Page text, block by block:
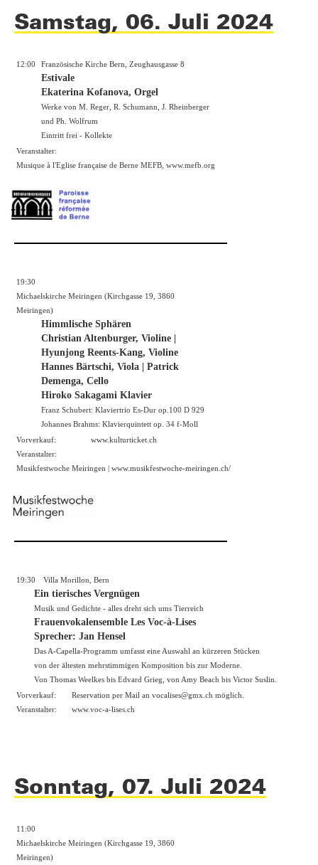
Samstag, 06. Juli 2024
12:00 Französische Kirche Bern, Zeughausgasse 8
Estivale
Ekaterina Kofanova, Orgel
Werke von M. Reger, R. Schumann, J. Rheinberger
und Ph. Wolfrum
Eintritt frei - Kollekte
Veranstalter:
Musique à l'Eglise française de Berne MEFB, www.mefb.org
19:30
Michaelskirche Meiringen (Kirchgasse 19, 3860
Meiringen)
Himmlische Sphären
Christian Altenburger, Violine |
Hyunjong Reents-Kang, Violine
Hannes Bärtschi, Viola | Patrick
Demenga, Cello
Hiroko Sakagami Klavier
Franz Schubert: Klaviertrio Es-Dur op.100 D 929
Johannes Brahms: Klavierquintett op. 34 f-Moll
Vorverkauf:
www.kulturticket.ch
Veranstalter:
Musikfestwoche Meiringen | www.musikfestwoche-meiringen.ch/
19:30 Villa Morillon, Bern
Ein tierisches Vergnügen
Musik und Gedichte - alles dreht sich ums Tierreich
Frauenvokalensemble Les Voc-à-Lises
Sprecher: Jan Hensel
Das A-Capella-Programm umfasst eine Auswahl an kürzeren Stücken
von der ältesten mehrstimmigen Komposition bis zur Moderne.
Von Thomas Weelkes bis Edvard Grieg, von Amy Beach bis Victor Suslin.
Vorverkauf:
Reservation per Mail an vocalises@gmx.ch möglich.
Veranstalter:
www.voc-a-lises.ch
Sonntag, 07. Juli 2024
11:00
Michaelskirche Meiringen (Kirchgasse 19, 3860
Meiringen)